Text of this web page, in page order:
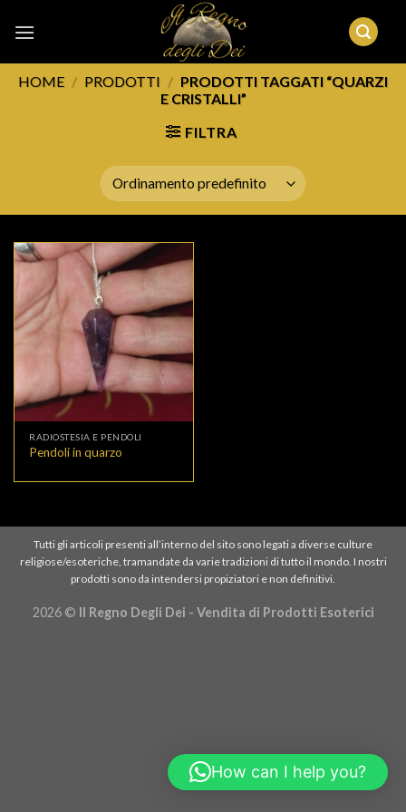
HOME / PRODOTTI / PRODOTTI TAGGATI “QUARZI
E CRISTALLI”
FILTRA
RADIOSTESIA E PENDOLI
Pendoli in quarzo
Tutti gli articoli presenti all’interno del sito sono legati a diverse culture
religiose/esoteriche, tramandate da varie tradizioni di tutto il mondo. I nostri
prodotti sono da intendersi propiziatori e non definitivi.
2026 © Il Regno Degli Dei - Vendita di Prodotti Esoterici
How can I help you?